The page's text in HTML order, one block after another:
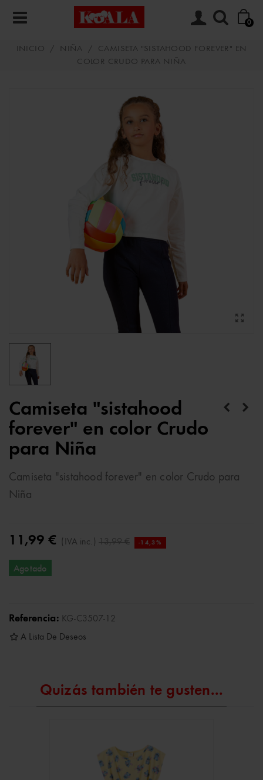
0
INICIO / NIÑA /
CAMISETA "SISTAHOOD FOREVER" EN
COLOR CRUDO PARA NIÑA
Camiseta "sistahood
forever" en color Crudo
para Niña
Camiseta "sistahood forever" en color Crudo para
Niña
11,99 € (IVA inc.) 13,99 € -14,3%
Agotado
Referencia: KG-C3507-12
A Lista De Deseos
Quizás también te gusten...